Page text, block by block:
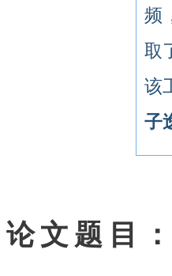
频
取
该
子
论文题目：